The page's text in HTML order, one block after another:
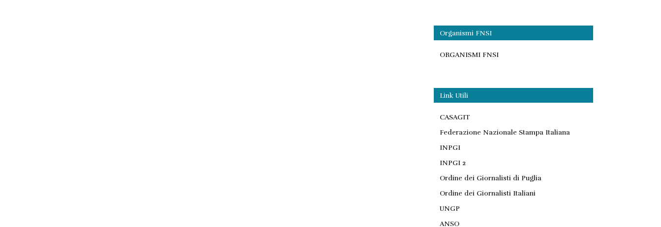
Organismi FNSI
ORGANISMI FNSI
Link Utili
CASAGIT
Federazione Nazionale Stampa Italiana
INPGI
INPGI 2
Ordine dei Giornalisti di Puglia
Ordine dei Giornalisti Italiani
UNGP
ANSO